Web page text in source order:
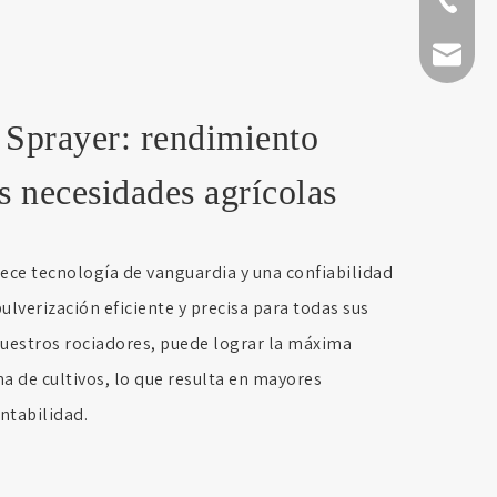
rendimiento
necesidades agrícolas
tecnología de vanguardia y una confiabilidad
eficiente y precisa para todas sus
rociadores, puede lograr la máxima
de cultivos, lo que resulta en mayores